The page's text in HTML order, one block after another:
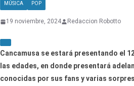
MÚSICA POP
19 noviembre, 2024 Redaccion Robotto
Cancamusa se estará presentando el
las edades, en donde presentará
conocidas por sus fans y varias